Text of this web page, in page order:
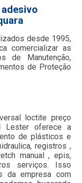
desde 1995,
comercializar as
de Manutenção,
de Proteção
loctite preço
Lester oferece a
de plásticos e
registros ,
manual , epis,
serviços. Isso
da empresa com